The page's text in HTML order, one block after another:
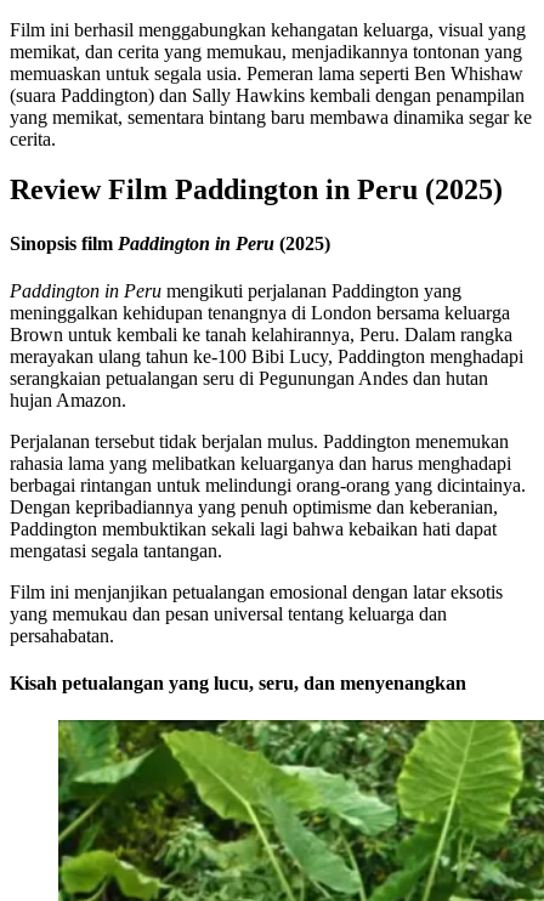
Film ini berhasil menggabungkan kehangatan keluarga, visual yang
memikat, dan cerita yang memukau, menjadikannya tontonan yang
memuaskan untuk segala usia. Pemeran lama seperti Ben Whishaw
(suara Paddington) dan Sally Hawkins kembali dengan penampilan
yang memikat, sementara bintang baru membawa dinamika segar ke
cerita.
Review Film Paddington in Peru (2025)
Sinopsis film Paddington in Peru (2025)
Paddington in Peru mengikuti perjalanan Paddington yang
meninggalkan kehidupan tenangnya di London bersama keluarga
Brown untuk kembali ke tanah kelahirannya, Peru. Dalam rangka
merayakan ulang tahun ke-100 Bibi Lucy, Paddington menghadapi
serangkaian petualangan seru di Pegunungan Andes dan hutan
hujan Amazon.
Perjalanan tersebut tidak berjalan mulus. Paddington menemukan
rahasia lama yang melibatkan keluarganya dan harus menghadapi
berbagai rintangan untuk melindungi orang-orang yang dicintainya.
Dengan kepribadiannya yang penuh optimisme dan keberanian,
Paddington membuktikan sekali lagi bahwa kebaikan hati dapat
mengatasi segala tantangan.
Film ini menjanjikan petualangan emosional dengan latar eksotis
yang memukau dan pesan universal tentang keluarga dan
persahabatan.
Kisah petualangan yang lucu, seru, dan menyenangkan